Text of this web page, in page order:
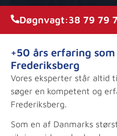
Døgnvagt:38 79 79
+50 års erfaring som
Frederiksberg
Vores eksperter står altid
søger en kompetent og
Frederiksberg.
Som en af Danmarks